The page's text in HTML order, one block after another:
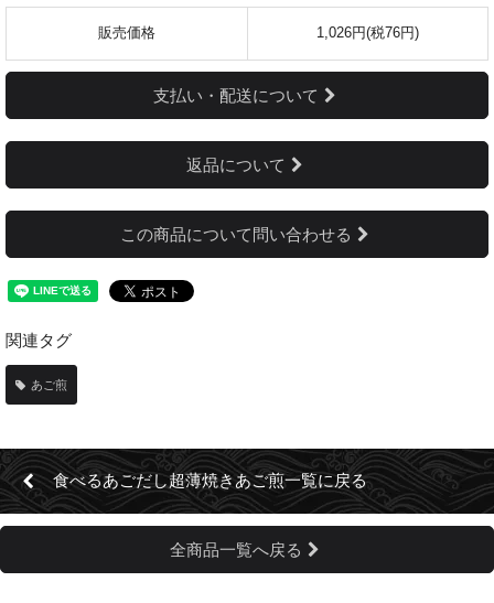
販売価格 1,026円(税76円)
支払い・配送について
返品について
この商品について問い合わせる
関連タグ
あご煎
食べるあごだし超薄焼きあご煎一覧に戻る
全商品一覧へ戻る